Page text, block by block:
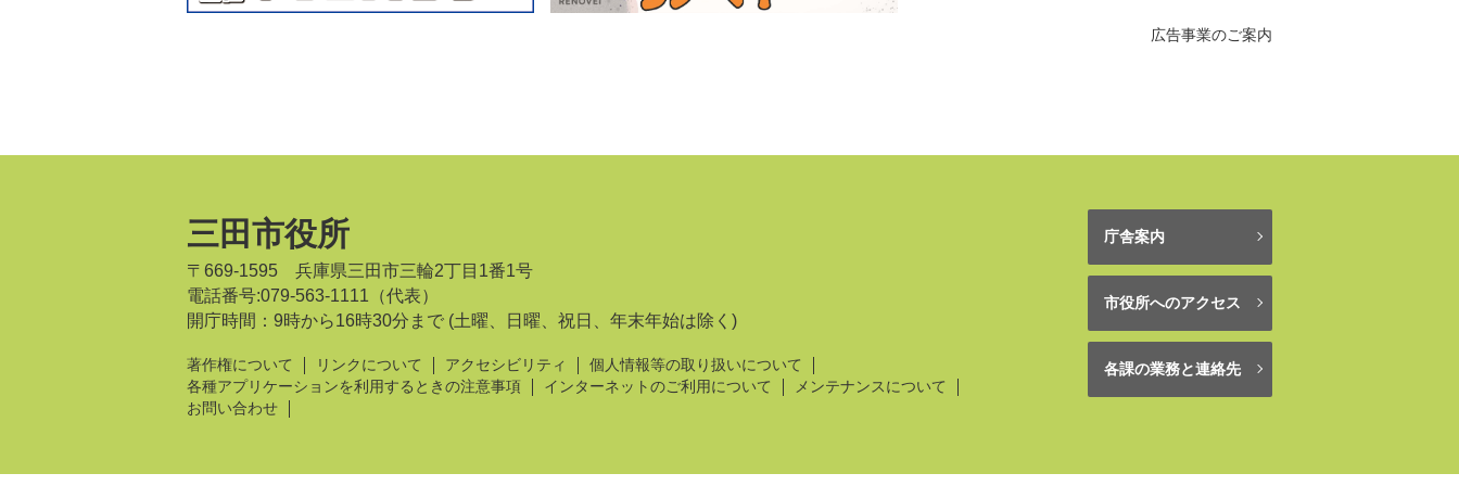
広告事業のご案内
三田市役所
〒669-1595 兵庫県三田市三輪2丁目1番1号
電話番号:079-563-1111（代表）
開庁時間：9時から16時30分まで (土曜、日曜、祝日、年末年始は除く)
著作権について リンクについて アクセシビリティ
個人情報等の取り扱いについて
各種アプリケーションを利用するときの注意事項
インターネットのご利用について
メンテナンスについて
お問い合わせ
庁舎案内
市役所へのアクセス
各課の業務と連絡先